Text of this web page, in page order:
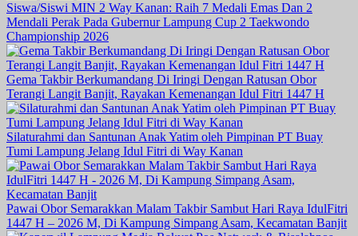
Siswa/Siswi MIN 2 Way Kanan: Raih 7 Medali Emas Dan 2
Mendali Perak Pada Gubernur Lampung Cup 2 Taekwondo
Championship 2026
Gema Takbir Berkumandang Di Iringi Dengan Ratusan Obor
Terangi Langit Banjit, Rayakan Kemenangan Idul Fitri 1447 H
Silaturahmi dan Santunan Anak Yatim oleh Pimpinan PT Buay
Tumi Lampung Jelang Idul Fitri di Way Kanan
Pawai Obor Semarakkan Malam Takbir Sambut Hari Raya IdulFitri
1447 H – 2026 M, Di Kampung Simpang Asam, Kecamatan Banjit